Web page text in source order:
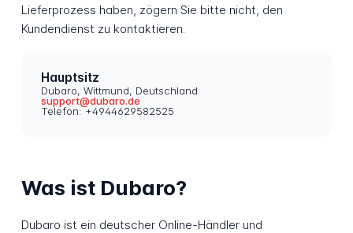
Lieferprozess haben, zögern Sie bitte nicht, den
Kundendienst zu kontaktieren.
Hauptsitz
Dubaro, Wittmund, Deutschland
support@dubaro.de
Telefon: +4944629582525
Was ist Dubaro?
Dubaro ist ein deutscher Online-Händler und